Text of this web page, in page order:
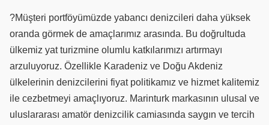
?Müşteri portföyümüzde yabancı denizcileri daha yüksek
oranda görmek de amaçlarımız arasında. Bu doğrultuda
ülkemiz yat turizmine olumlu katkılarımızı artırmayı
arzuluyoruz. Özellikle Karadeniz ve Doğu Akdeniz
ülkelerinin denizcilerini fiyat politikamız ve hizmet kalitemiz
ile cezbetmeyi amaçlıyoruz. Marinturk markasının ulusal ve
uluslararası amatör denizcilik camiasında saygın ve tercih